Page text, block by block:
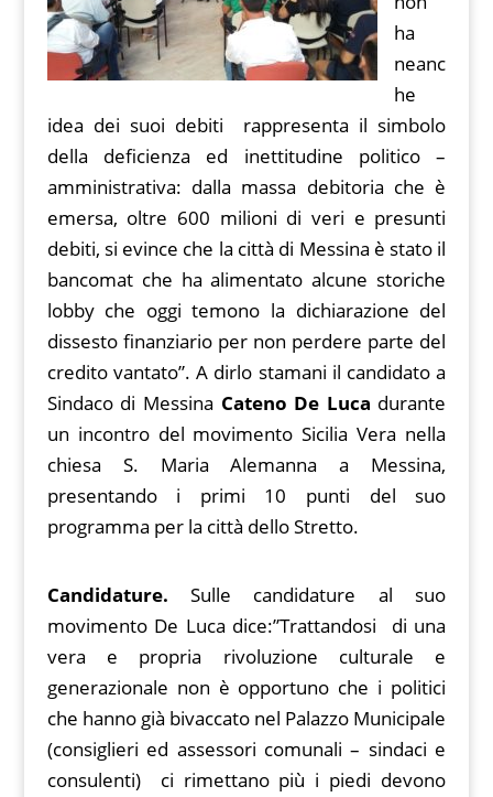
o
k
p
p
n
k
d m
ha
neanc
he
idea dei suoi debiti rappresenta il simbolo
della deficienza ed inettitudine politico –
amministrativa: dalla massa debitoria che è
emersa, oltre 600 milioni di veri e presunti
debiti, si evince che la città di Messina è stato il
bancomat che ha alimentato alcune storiche
lobby che oggi temono la dichiarazione del
dissesto finanziario per non perdere parte del
credito vantato”. A dirlo stamani il candidato a
Sindaco di Messina Cateno De Luca durante
un incontro del movimento Sicilia Vera nella
chiesa S. Maria Alemanna a Messina,
presentando i primi 10 punti del suo
programma per la città dello Stretto.
Candidature.Sulle candidature al suo
movimento De Luca dice:”Trattandosi di una
vera e propria rivoluzione culturale e
generazionale non è opportuno che i politici
che hanno già bivaccato nel Palazzo Municipale
(consiglieri ed assessori comunali – sindaci e
consulenti) ci rimettano più i piedi devono